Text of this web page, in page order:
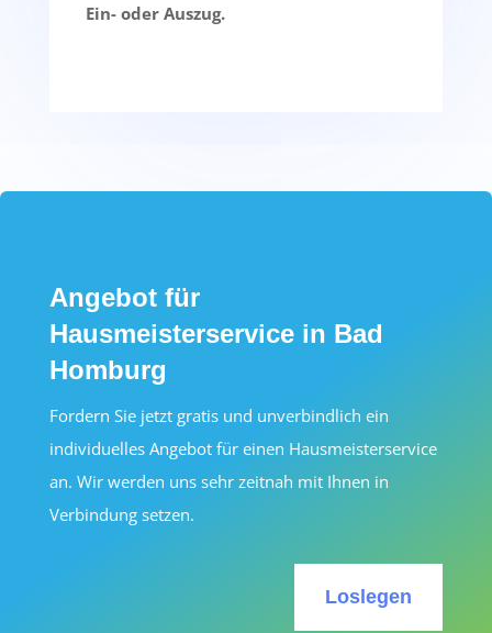
Ein- oder Auszug.
Angebot für
Hausmeisterservice in Bad
Homburg
Fordern Sie jetzt gratis und unverbindlich ein
individuelles Angebot für einen Hausmeisterservice
an. Wir werden uns sehr zeitnah mit Ihnen in
Verbindung setzen.
Loslegen